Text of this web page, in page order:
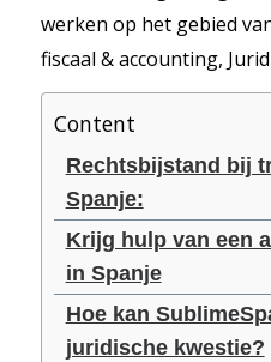
werken op het gebied
fiscaal & accounting,
Content
Rechtsbijstand bij
Spanje:
Krijg hulp van een
in Spanje
Hoe kan
juridische kwestie?